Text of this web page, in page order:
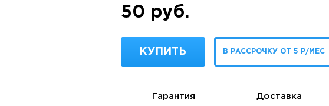
50 руб.
КУПИТЬ В РАССРОЧКУ ОТ 5 Р/МЕС
Гарантия Доставка